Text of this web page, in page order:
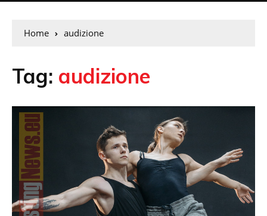
Home audizione
Tag: audizione